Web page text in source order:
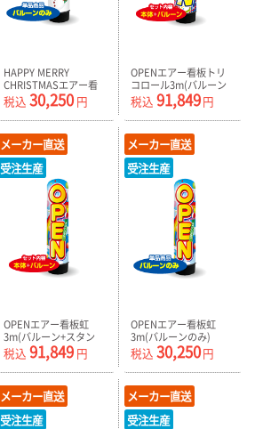
HAPPY MERRY
CHRISTMASエアー看
板スノーマン3m(バル
ーンのみ)
AR090121IN_C
税込 30,250円
OPENエアー看板トリ
コロール3m(バルーン
+スタンド)
AR090122IN
税込 91,849円
メーカー直送
受注生産
OPENエアー看板虹
3m(バルーン+スタン
ド) AR090123IN
税込 91,849 円
メーカー直送
受注生産
OPENエアー看板虹
3m(バルーンのみ)
AR090123IN_C
税込 30,250円
メーカー直送
受注生産
メーカー直送
受注生産